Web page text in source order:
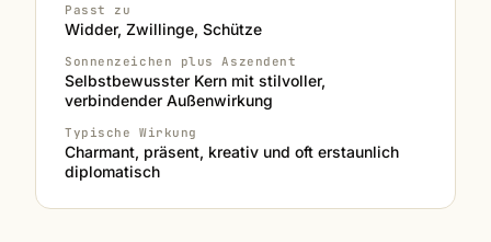
Passt zu
Widder, Zwillinge, Schütze
Sonnenzeichen plus Aszendent
Selbstbewusster Kern mit stilvoller,
verbindender Außenwirkung
Typische Wirkung
Charmant, präsent, kreativ und oft erstaunlich
diplomatisch